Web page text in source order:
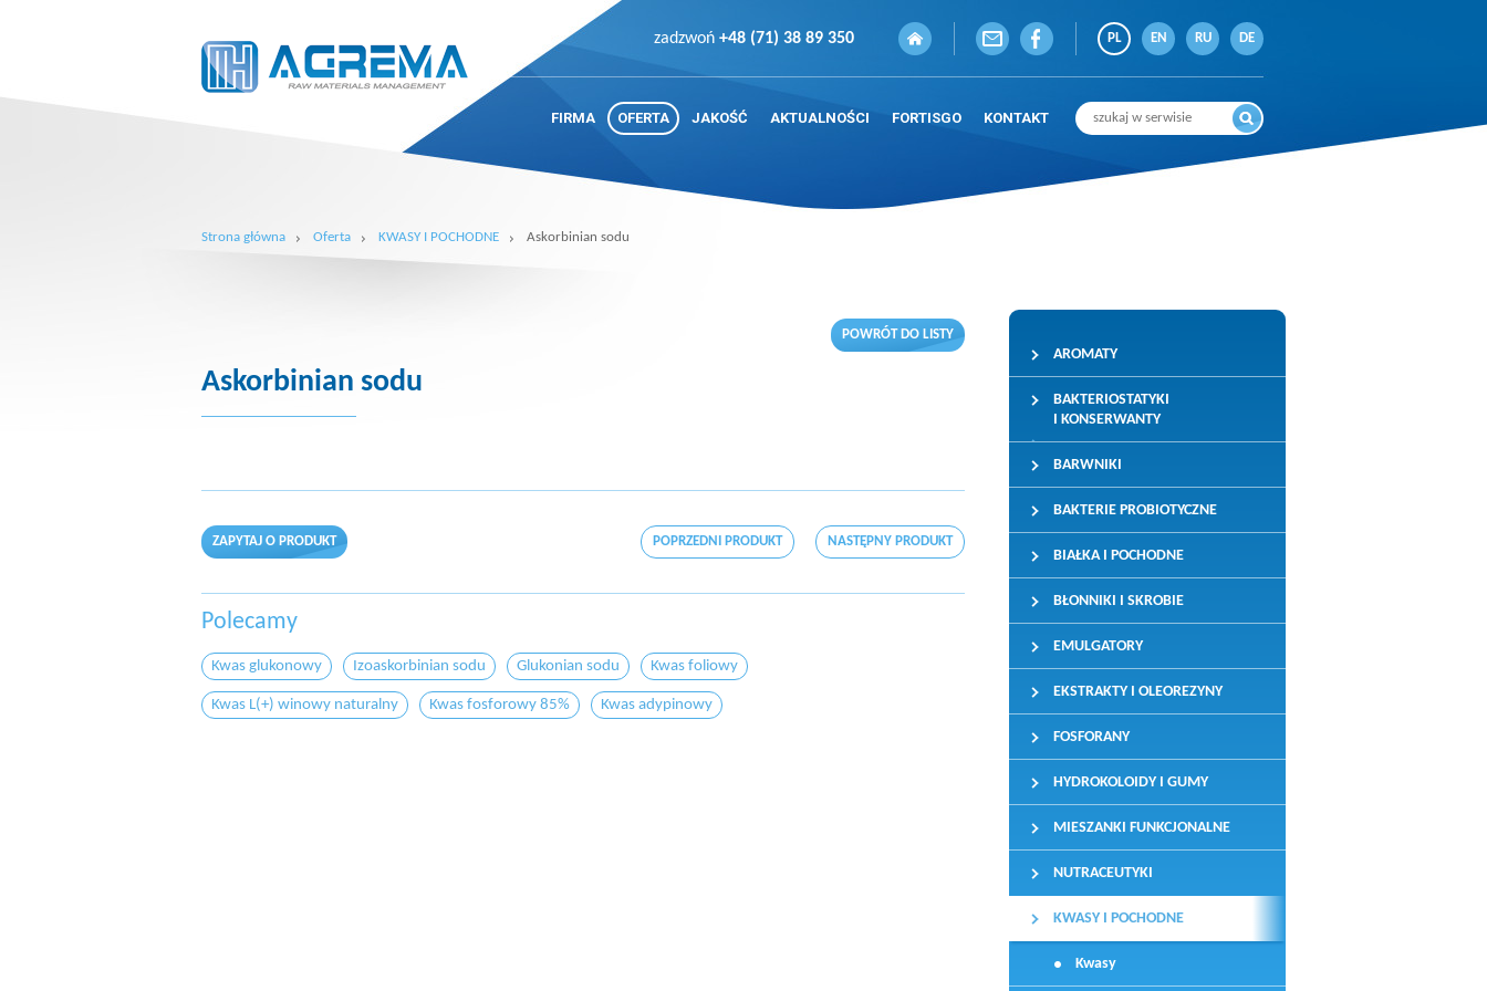
zadzwoń +48 (71) 38 89 350 PL EN RU DE
FIRMA OFERTA JAKOŚĆ AKTUALNOŚCI FORTISGO KONTAKT
Strona główna Oferta KWASY I POCHODNE Askorbinian sodu
AROMATY
BAKTERIOSTATYKI
I KONSERWANTY
BARWNIKI
BAKTERIE PROBIOTYCZNE
BIAŁKA I POCHODNE
BŁONNIKI I SKROBIE
EMULGATORY
EKSTRAKTY I OLEOREZYNY
FOSFORANY
HYDROKOLOIDY I GUMY
MIESZANKI FUNKCJONALNE
NUTRACEUTYKI
KWASY I POCHODNE
Kwasy
POWRÓT DO LISTY
Askorbinian sodu
ZAPYTAJ O PRODUKT POPRZEDNI PRODUKT NASTĘPNY PRODUKT
Polecamy
Kwas glukonowy Izoaskorbinian sodu Glukonian sodu Kwas foliowy
Kwas L(+) winowy naturalny Kwas fosforowy 85% Kwas adypinowy